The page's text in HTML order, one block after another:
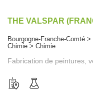
THE VALSPAR
Bourgogne-Franche-Comté
Chimie > Chimie
Fabrication de peintures,